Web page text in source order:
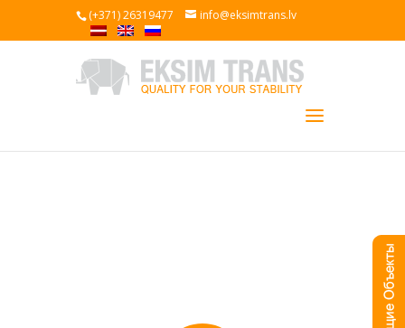
(+371) 26319477 info@eksimtrans.lv